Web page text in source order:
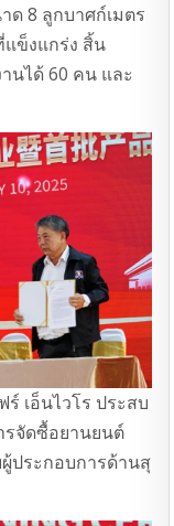
ด 8 ลูกบาศก์เมตร
ข็งแกร่ง สิ้น
นได้ 60 คน และ
เอ็นไวโร ประสบ
รจัดซื้อยานยนต์
ประกอบการด้านสุ